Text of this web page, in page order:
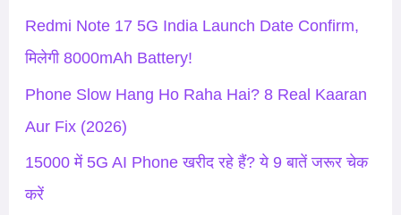
Redmi Note 17 5G India Launch Date Confirm,
मिलेगी 8000mAh Battery!
Phone Slow Hang Ho Raha Hai? 8 Real Kaaran
Aur Fix (2026)
15000 में 5G AI Phone खरीद रहे हैं? ये 9 बातें जरूर चेक
करें